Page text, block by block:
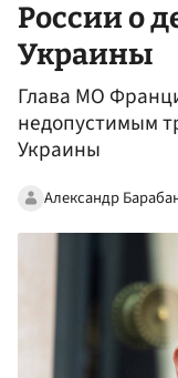
России о
Украины
Глава МО
недопустимым
Украины
Александр